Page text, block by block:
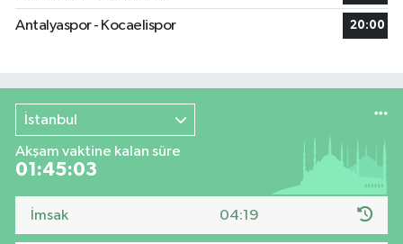
Antalyaspor - Kocaelispor 20:00
İstanbul
Akşam vaktine kalan süre
01:45:02
İmsak 04:19